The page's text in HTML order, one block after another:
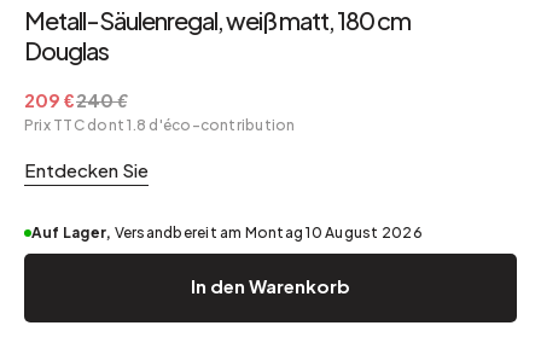
Metall-Säulenregal, weiß matt, 180 cm
Douglas
209 €240 €
Prix TTC dont 1.8 d'éco-contribution
Entdecken Sie
Auf Lager, Versandbereit am Montag 10 August 2026
In den Warenkorb